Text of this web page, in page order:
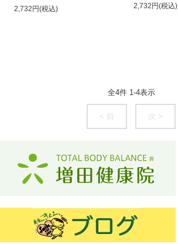
2,732円(税込) 2,732円(税込)
全4件 1-4表示
< 前 次 >